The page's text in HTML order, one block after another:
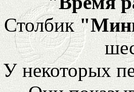
Столбик
У некоторых